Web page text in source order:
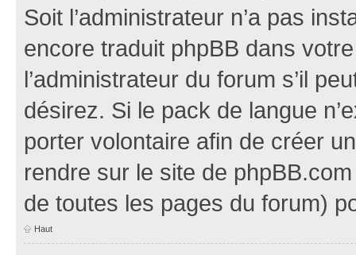
Soit l’administrateur n’a pas
encore traduit phpBB dans
l’administrateur du forum s’il
désirez. Si le pack de langue
porter volontaire afin de créer
rendre sur le site de
de toutes les pages du forum)
Haut